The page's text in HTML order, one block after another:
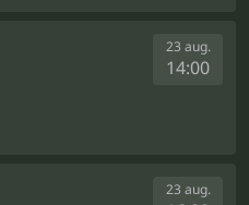
23 aug.
14:00
23 aug.